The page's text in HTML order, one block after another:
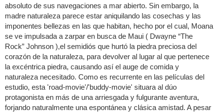
absoluto de sus navegaciones a mar abierto. Sin embargo, la
madre naturaleza parece estar aniquilando las cosechas y las
imponentes bellezas en las que habitan, hecho por el cual, Moana
se ve impulsada a zarpar en busca de Maui ( Dwayne “The
Rock” Johnson ),el semidiós que hurtó la piedra preciosa del
corazón de la naturaleza, para devolver al lugar al que pertenece
la excéntrica piedra, causando así el auge de comida y
naturaleza necesitado. Como es recurrente en las películas del
estudio, esta 'road-movie'/'buddy-movie' situara al dúo
protagonista en más de una arriesgada y fulgurante aventura,
forjando naturalmente una espontánea y clásica amistad. A pesar